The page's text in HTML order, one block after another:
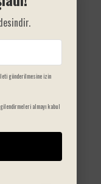
gönderilmesine izin
almayı kabul